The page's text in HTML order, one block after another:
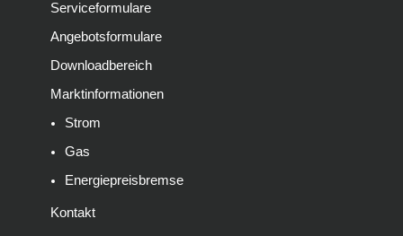
Serviceformulare
Angebotsformulare
Downloadbereich
Marktinformationen
Strom
Gas
Energiepreisbremse
Kontakt